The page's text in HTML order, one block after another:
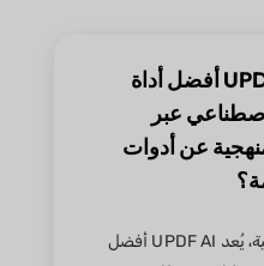
س1. ما الذي يميز UPDF AI أفضل أداة
عبر
عن أدوات
على عكس الأدوات الأساسية، يُعد UPDF AI أفضل